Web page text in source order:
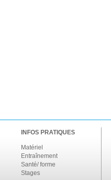
INFOS PRATIQUES
Matériel
Entraînement
Santé/ forme
Stages